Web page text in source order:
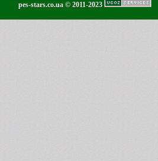
pes-stars.co.ua © 2011-2023